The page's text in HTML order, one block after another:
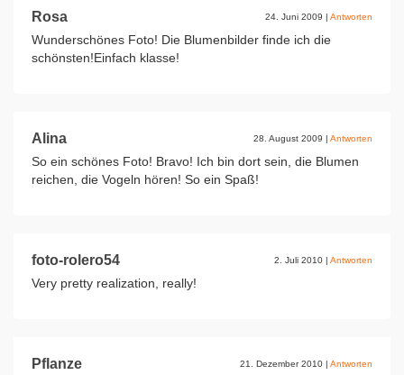
Rosa 24. Juni 2009 | Antworten
Wunderschönes Foto! Die Blumenbilder finde ich die
schönsten!Einfach klasse!
Alina 28. August 2009 | Antworten
So ein schönes Foto! Bravo! Ich bin dort sein, die Blumen
reichen, die Vogeln hören! So ein Spaß!
foto-rolero54 2. Juli 2010 | Antworten
Very pretty realization, really!
Pflanze 21. Dezember 2010 | Antworten